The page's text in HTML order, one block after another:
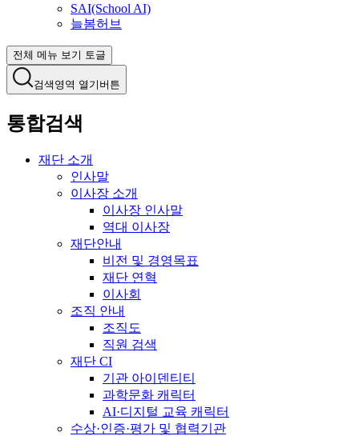
SAI(School AI)
늘봄허브
전체 메뉴 보기 토글
검색영역 열기버튼
통합검색
재단 소개
인사말
이사장 소개
이사장 인사말
역대 이사장
재단안내
비전 및 경영목표
재단 연혁
이사회
조직 안내
조직도
직원 검색
재단 CI
기관 아이덴티티
과학문화 캐릭터
AI·디지털 교육 캐릭터
수상·인증·평가 및 협력기관